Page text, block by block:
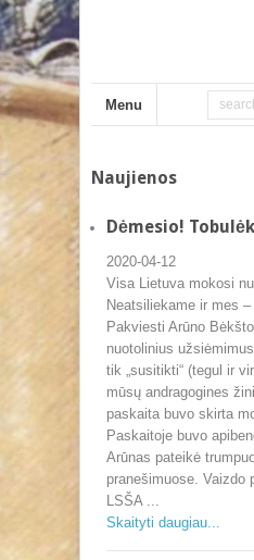
Menu
Naujienos
Dėmesio!
2020-04-12
Visa Lietuva mokosi
Neatsiliekame ir mes
Pakviesti Arūno
nuotolinius
tik „susitikti“ (tegul ir
mūsų andragogines
paskaita buvo skirta
Paskaitoje buvo
Arūnas pateikė
pranešimuose. Vaizdo
LSŠA ...
Skaityti daugiau...